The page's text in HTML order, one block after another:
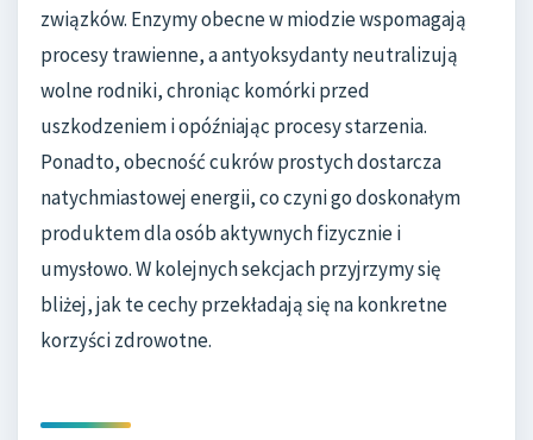
związków. Enzymy obecne w miodzie wspomagają
procesy trawienne, a antyoksydanty neutralizują
wolne rodniki, chroniąc komórki przed
uszkodzeniem i opóźniając procesy starzenia.
Ponadto, obecność cukrów prostych dostarcza
natychmiastowej energii, co czyni go doskonałym
produktem dla osób aktywnych fizycznie i
umysłowo. W kolejnych sekcjach przyjrzymy się
bliżej, jak te cechy przekładają się na konkretne
korzyści zdrowotne.